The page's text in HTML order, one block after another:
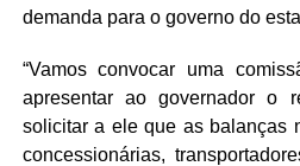
demanda para o governo do
“Vamos convocar uma
apresentar ao governador o
solicitar a ele que as balanças
concessionárias,